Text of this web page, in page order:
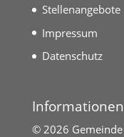
Stellenangebote
Impressum
Datenschutz
Informationen
© 2026